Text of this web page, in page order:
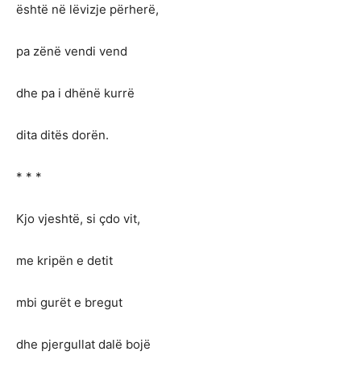
është në lëvizje përherë,
pa zënë vendi vend
dhe pa i dhënë kurrë
dita ditës dorën.
* * *
Kjo vjeshtë, si çdo vit,
me kripën e detit
mbi gurët e bregut
dhe pjergullat dalë bojë